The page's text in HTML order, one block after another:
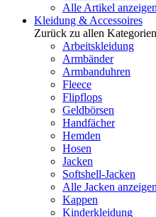
Alle Artikel anzeigen
Kleidung & Accessoires
Zurück zu allen Kategorien
Arbeitskleidung
Armbänder
Armbanduhren
Fleece
Flipflops
Geldbörsen
Handfächer
Hemden
Hosen
Jacken
Softshell-Jacken
Alle Jacken anzeigen
Kappen
Kinderkleidung